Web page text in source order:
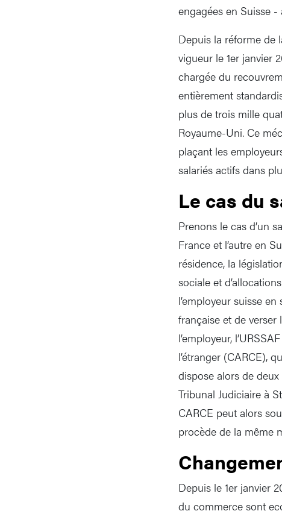
engagées en Suisse
Depuis la réforme de
vigueur le 1er janvier
chargée du
entièrement
plus de trois mille
Royaume-Uni. Ce
plaçant les
salariés actifs dans
Le cas du
Prenons le cas d’un
France et l’autre en
résidence, la
sociale et
l’employeur suisse
française et de verser
l’employeur,
l’étranger (CARCE),
dispose alors de
Tribunal Judiciaire à
CARCE peut alors
procède de la même
Depuis le 1er janvier
du commerce sont